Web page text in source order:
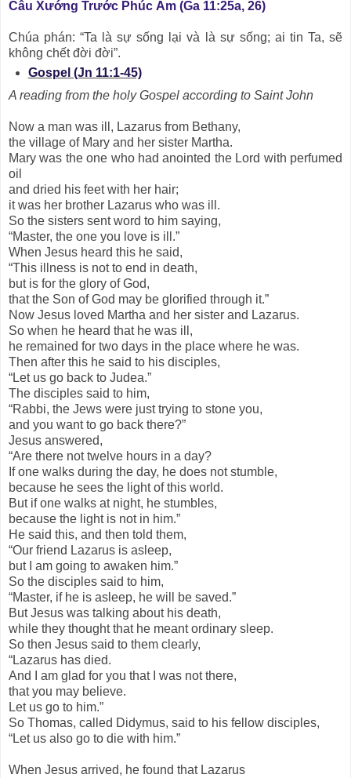
Câu Xướng Trước Phúc Âm (Ga 11:25a, 26)
Chúa phán: “Ta là sự sống lại và là sự sống; ai tin Ta, sẽ
không chết đời đời”.
Gospel (Jn 11:1-45)
A reading from the holy Gospel according to Saint John
Now a man was ill, Lazarus from Bethany,
the village of Mary and her sister Martha.
Mary was the one who had anointed the Lord with perfumed
oil
and dried his feet with her hair;
it was her brother Lazarus who was ill.
So the sisters sent word to him saying,
“Master, the one you love is ill.”
When Jesus heard this he said,
“This illness is not to end in death,
but is for the glory of God,
that the Son of God may be glorified through it.”
Now Jesus loved Martha and her sister and Lazarus.
So when he heard that he was ill,
he remained for two days in the place where he was.
Then after this he said to his disciples,
“Let us go back to Judea.”
The disciples said to him,
“Rabbi, the Jews were just trying to stone you,
and you want to go back there?”
Jesus answered,
“Are there not twelve hours in a day?
If one walks during the day, he does not stumble,
because he sees the light of this world.
But if one walks at night, he stumbles,
because the light is not in him.”
He said this, and then told them,
“Our friend Lazarus is asleep,
but I am going to awaken him.”
So the disciples said to him,
“Master, if he is asleep, he will be saved.”
But Jesus was talking about his death,
while they thought that he meant ordinary sleep.
So then Jesus said to them clearly,
“Lazarus has died.
And I am glad for you that I was not there,
that you may believe.
Let us go to him.”
So Thomas, called Didymus, said to his fellow disciples,
“Let us also go to die with him.”
When Jesus arrived, he found that Lazarus